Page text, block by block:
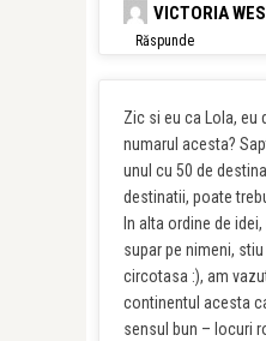
VICTORIA
Răspunde
Zic si eu ca Lola, eu
numarul acesta?
unul cu 50 de
destinatii, poate
In alta ordine de
supar pe nimeni,
circotasa :), am
continentul acesta
sensul bun – locuri